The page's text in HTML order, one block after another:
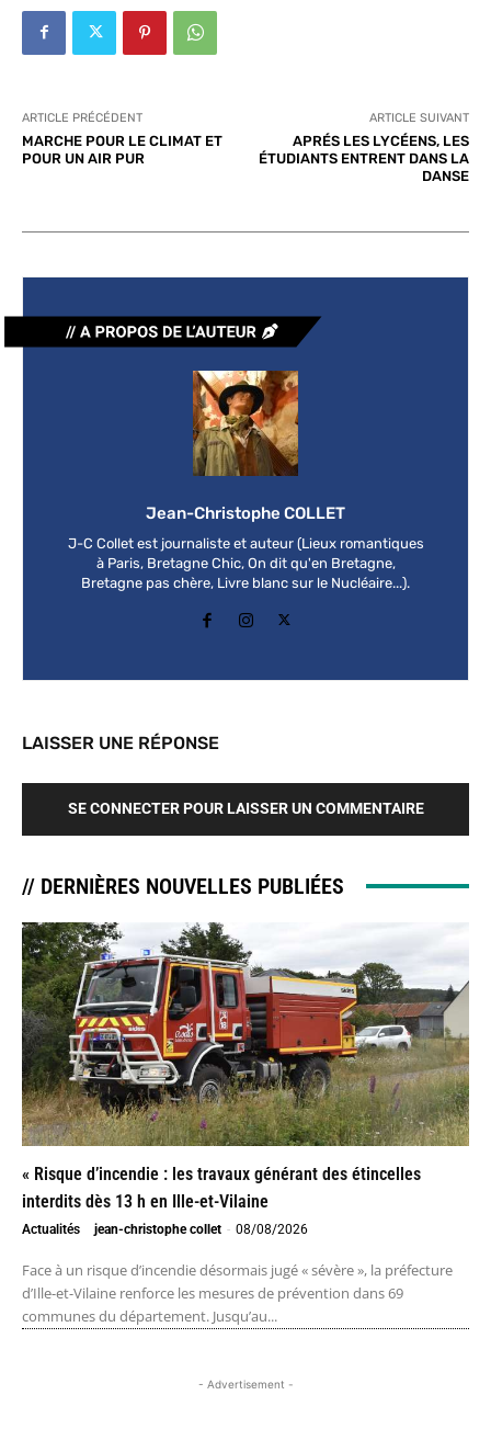
ARTICLE PRÉCÉDENT
MARCHE POUR LE CLIMAT ET
POUR UN AIR PUR
ARTICLE SUIVANT
APRÉS LES LYCÉENS, LES
ÉTUDIANTS ENTRENT DANS LA
DANSE
Jean-Christophe COLLET
J-C Collet est journaliste et auteur (Lieux romantiques
à Paris, Bretagne Chic, On dit qu'en Bretagne,
Bretagne pas chère, Livre blanc sur le Nucléaire...).
LAISSER UNE RÉPONSE
SE CONNECTER POUR LAISSER UN COMMENTAIRE
// DERNIÈRES NOUVELLES PUBLIÉES
« Risque d’incendie : les travaux générant des étincelles
interdits dès 13 h en Ille-et-Vilaine
Actualités jean-christophe collet - 08/08/2026
Face à un risque d’incendie désormais jugé « sévère », la préfecture
d’Ille-et-Vilaine renforce les mesures de prévention dans 69
communes du département. Jusqu’au...
- Advertisement -